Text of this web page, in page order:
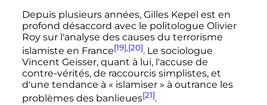
Depuis plusieurs années, Gilles Kepel est en
profond désaccord avec le politologue Olivier
Roy sur l'analyse des causes du terrorisme
islamiste en France[19],[20]. Le sociologue
Vincent Geisser, quant à lui, l'accuse de
contre-vérités, de raccourcis simplistes, et
d'une tendance à « islamiser » à outrance les
problèmes des banlieues[21].